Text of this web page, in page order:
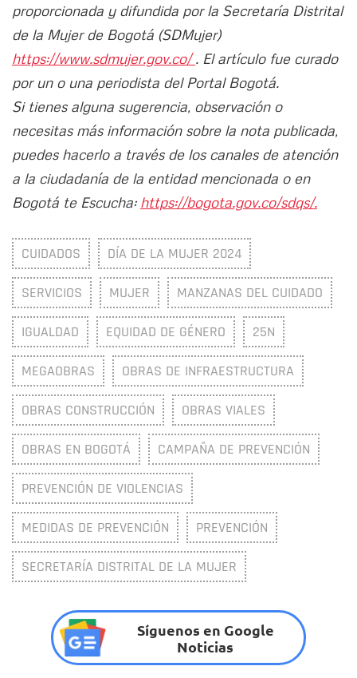
proporcionada y difundida por la Secretaría Distrital
de la Mujer de Bogotá (SDMujer)
https://www.sdmujer.gov.co/. El artículo fue curado
por un o una periodista del Portal Bogotá.
Si tienes alguna sugerencia, observación o
necesitas más información sobre la nota publicada,
puedes hacerlo a través de los canales de atención
a la ciudadanía de la entidad mencionada o en
Bogotá te Escucha: https://bogota.gov.co/sdqs/.
CUIDADOS DÍA DE LA MUJER 2024
SERVICIOS MUJER MANZANAS DEL CUIDADO
IGUALDAD EQUIDAD DE GÉNERO 25N
MEGAOBRAS OBRAS DE INFRAESTRUCTURA
OBRAS CONSTRUCCIÓN OBRAS VIALES
OBRAS EN BOGOTÁ CAMPAÑA DE PREVENCIÓN
PREVENCIÓN DE VIOLENCIAS
MEDIDAS DE PREVENCIÓN PREVENCIÓN
SECRETARÍA DISTRITAL DE LA MUJER
Síguenos en Google
Noticias